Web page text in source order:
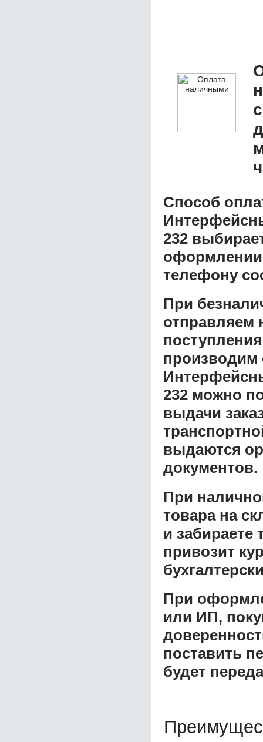
Способ
232
оформлении
телефону
При
отправляем
производим
232 можно
выдачи
выдаются
документов.
При
товара на
и забираете
привозит
При
или ИП,
поставить
будет